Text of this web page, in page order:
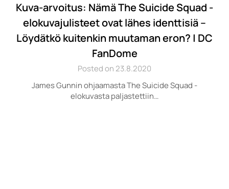
Kuva-arvoitus: Nämä The Suicide Squad -
elokuvajulisteet ovat lähes identtisiä –
Löydätkö kuitenkin muutaman eron? | DC
FanDome
Posted on 23.8.2020
James Gunnin ohjaamasta The Suicide Squad -
elokuvasta paljastettiin…